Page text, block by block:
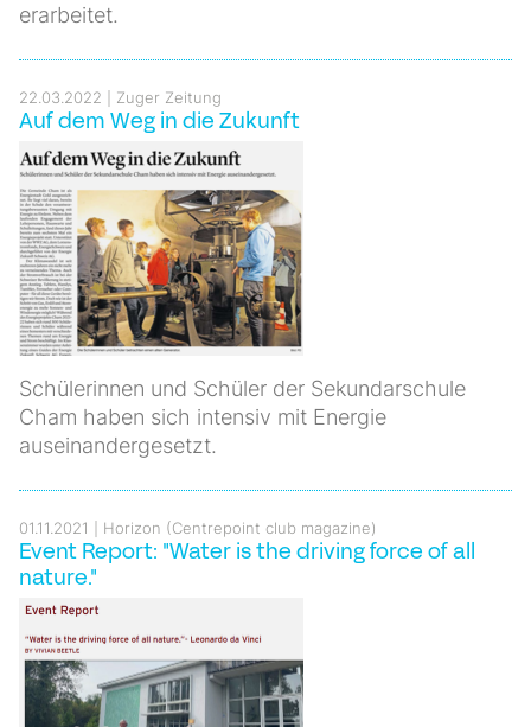
erarbeitet.
22.03.2022 Zuger Zeitung
Auf dem Weg in die Zukunft
Schülerinnen und Schüler der Sekundarschule
Cham haben sich intensiv mit Energie
auseinandergesetzt.
01.11.2021 Horizon (Centrepoint club magazine)
Event Report: "Water is the driving force of all
nature."